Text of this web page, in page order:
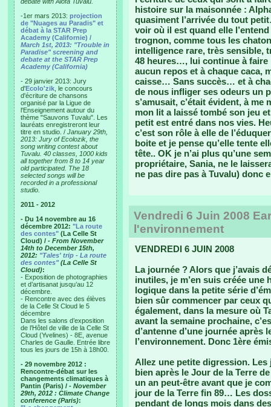
-1er mars 2013: projection
de "Nuages au Paradis" et
débat à la STAR Prep
Academy (Californie) /
March 1st, 2013: "Trouble in
Paradise" screening and
debate at the STAR Prep
Academy (California)
- 29 janvier 2013: Jury
d'Ecolo'zik , le concours
d'écriture de chansons
organisé par la Ligue de
l'Enseignement autour du
thème "Sauvons Tuvalu". Les
lauréats enregistreront leur
titre en studio. / January 29th,
2013: Jury of Ecolozik, the
song writing contest about
Tuvalu. 40 classes, 1000 kids
all together from 8 to 14 year
old participated. The 18
selected songs will be
recorded in a professional
studio.
2011 - 2012
- Du 14 novembre au 16
décembre 2012: "La route
des contes" (La Celle St
Cloud) / - From November
14th to December 15th,
2012: "Tales' trip - La route
des contes"(La Celle St
Cloud):
- Exposition de photographies
et d’artisanat jusqu’au 12
décembre.
- Rencontre avec des élèves
de la Celle St Cloud le 5
décembre
Dans les salons d’exposition
de l’Hôtel de ville de la Celle St
Cloud (Yvelines) - 8E, avenue
Charles de Gaulle. Entrée libre
tous les jours de 15h à 18h00.
- 29 novembre 2012 :
Rencontre-débat sur les
changements climatiques à
Pantin (Paris) / - November
29th, 2012 : Climate Change
conference (Paris):
histoire sur la maisonnée :
quasiment l’arrivée du tout
voir où il est quand elle
trognon, comme tous les
intelligence rare, très sensible,
48 heures…, lui continue à
aucun repos et à chaque caca,
caisse… Sans succès… et à
de nous infliger ses odeurs un
s’amusait, c’était évident, à
mon lit a laissé tombé son jeu
petit est entré dans nos vies.
c’est son rôle à elle de
boite et je pense qu’elle tente
tête.. OK je n’ai plus qu’une
propriétaire, Sania, ne le
ne pas dire pas à Tuvalu) donc
Vendredi 6 Juin 2008
l'environnement
VENDREDI 6 JUIN 2008
La journée ? Alors que j’avais
inutiles, je m’en suis créée
logique dans la petite série
bien sûr commencer par ceux
également, dans la mesure où
avant la semaine prochaine,
d’antenne d’une journée
l’environnement. Donc 1ère
Allez une petite digression. Les
bien après le Jour de la Terre
un an peut-être avant que je
jour de la Terre fin 89… Les
pendant de longs mois dans